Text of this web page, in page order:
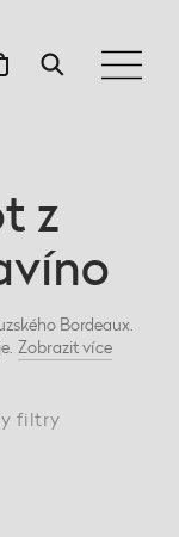
z
Bordeaux.
Zobrazitvíce
filtry